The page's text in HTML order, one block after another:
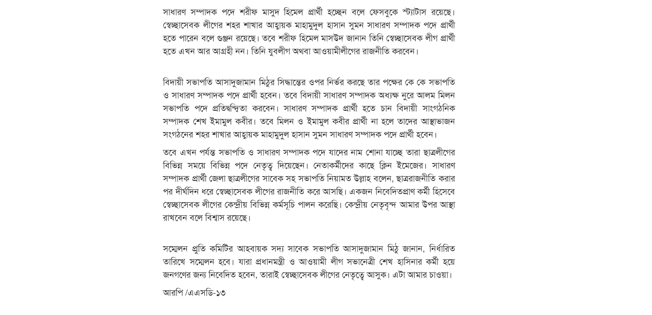
সাধারণ সম্পাদক পদে শরীফ মাসুদ হিমেল প্রার্থী হচ্ছেন বলে ফেসবুকে স্ট্যাটাস রয়েছে।
স্বেচ্ছাসেবক লীগের শহর শাখার আহ্বায়ক মাহামুদুল হাসান সুমন সাধারণ সম্পাদক পদে প্রার্থী
হতে পারেন বলে গুঞ্জন রয়েছে। তবে শরীফ হিমেল মাসউদ জানান তিনি স্বেচ্ছাসেবক লীগ প্রার্থী
হতে এখন আর আগ্রহী নন। তিনি যুবলীগ অথবা আওয়ামীলীগের রাজনীতি করবেন।
বিদায়ী সভাপতি আসাদুজামান মিঠুর সিদ্ধান্তের ওপর নির্ভর করছে তার পক্ষের কে কে সভাপতি
ও সাধারণ সম্পাদক পদে প্রার্থী হবেন। তবে বিদায়ী সাধারণ সম্পাদক অধ্যক্ষ নুরে আলম মিলন
সভাপতি পদে প্রতিদ্বন্দ্বিতা করবেন। সাধারণ সম্পাদক প্রার্থী হতে চান বিদায়ী সাংগঠনিক
সম্পাদক শেখ ইমামুল কবীর। তবে মিলন ও ইমামুল কবীর প্রার্থী না হলে তাদের আস্থাভাজন
সংগঠনের শহর শাখার আহ্বায়ক মাহামুদুল হাসান সুমন সাধারণ সম্পাদক পদে প্রার্থী হবেন।
তবে এখন পর্যন্ত সভাপতি ও সাধারণ সম্পাদক পদে যাদের নাম শোনা যাচ্ছে তারা ছাত্রলীগের
বিভিন্ন সময়ে বিভিন্ন পদে নেতৃত্ব দিয়েছেন। নেতাকর্মীদের কাছে ক্লিন ইমেজের। সাধারণ
সম্পাদক প্রার্থী জেলা ছাত্রলীগের সাবেক সহ সভাপতি নিয়ামত উল্লাহ বলেন, ছাত্ররাজনীতি করার
পর দীর্ঘদিন ধরে স্বেচ্ছাসেবক লীগের রাজনীতি করে আসছি। একজন নিবেদিতপ্রাণ কর্মী হিসেবে
স্বেচ্ছাসেবক লীগের কেন্দ্রীয় বিভিন্ন কর্মসূচি পালন করেছি। কেন্দ্রীয় নেতৃবৃন্দ আমার উপর আস্থা
রাখবেন বলে বিশ্বাস রয়েছে।
সম্মেলন প্রুতি কমিটির আহবায়ক সদ্য সাবেক সভাপতি আসাদুজামান মিঠু জানান, নির্ধারিত
তারিখে সম্মেলন হবে। যারা প্রধানমন্ত্রী ও আওয়ামী লীগ সভানেত্রী শেখ হাসিনার কর্মী হয়ে
জনগণের জন্য নিবেদিত হবেন, তারাই স্বেচ্ছাসেবক লীগের নেতৃত্বে আসুক। এটা আমার চাওয়া।
আরপি /এএসডি-১৩